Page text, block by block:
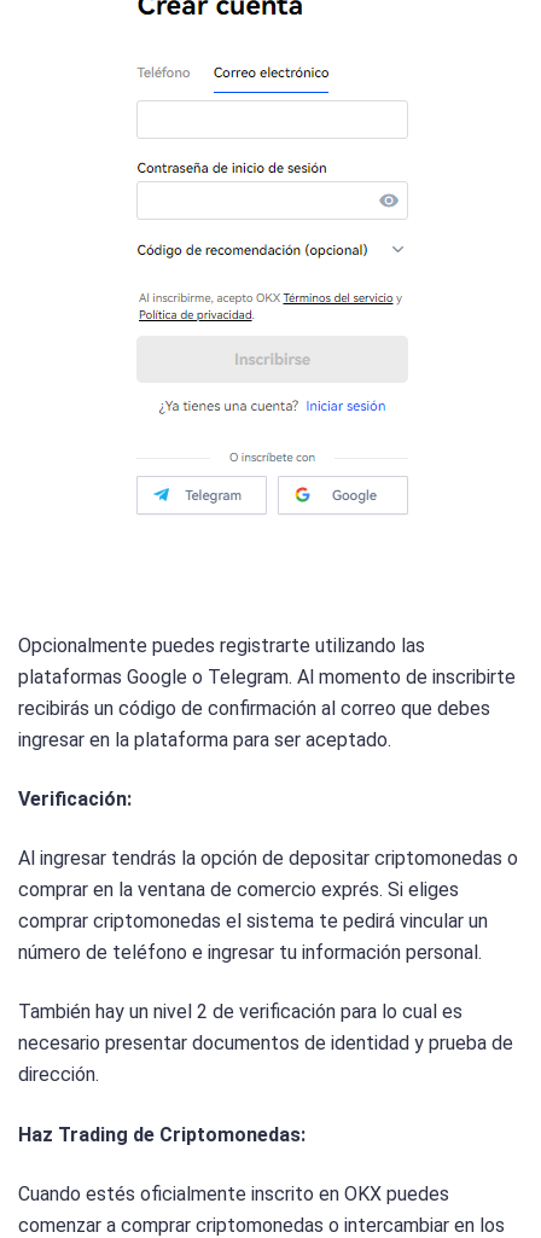
Opcionalmente puedes registrarte utilizando las
plataformas Google o Telegram. Al momento de inscribirte
recibirás un código de confirmación al correo que debes
ingresar en la plataforma para ser aceptado.
Verificación:
Al ingresar tendrás la opción de depositar criptomonedas o
comprar en la ventana de comercio exprés. Si eliges
comprar criptomonedas el sistema te pedirá vincular un
número de teléfono e ingresar tu información personal.
También hay un nivel 2 de verificación para lo cual es
necesario presentar documentos de identidad y prueba de
dirección.
Haz Trading de Criptomonedas:
Cuando estés oficialmente inscrito en OKX puedes
comenzar a comprar criptomonedas o intercambiar en los